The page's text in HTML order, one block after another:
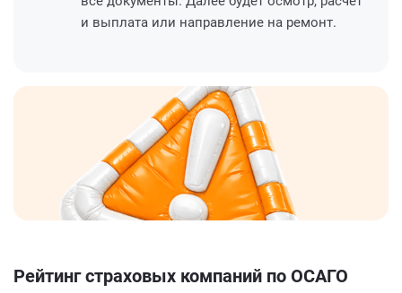
и выплата или направление на ремонт.
Рейтинг страховых компаний по ОСАГО